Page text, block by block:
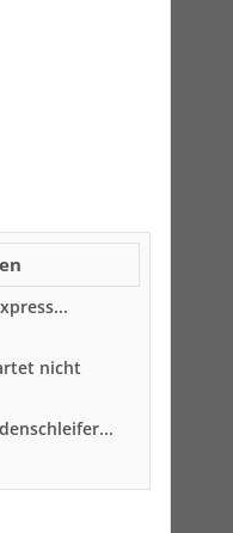
nicht